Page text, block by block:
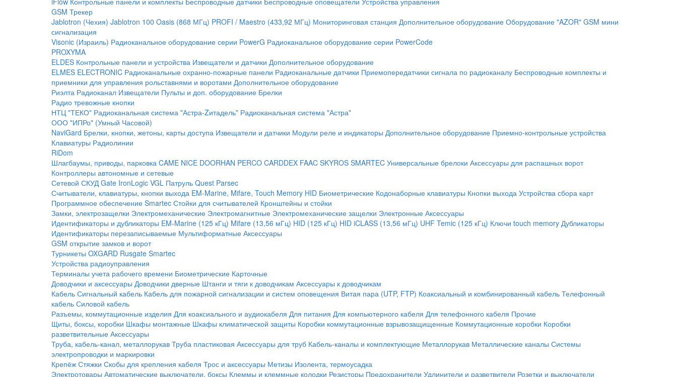
GSM Трекер
Jablotron (Чехия) Jablotron 100 Oasis (868 МГц) PROFI / Maestro (433,92 МГц) Мониторинговая станция Дополнительное оборудование Оборудование "AZOR" GSM мини
сигнализация
Visonic (Израиль) Радиоканальное оборудование серии PowerG Радиоканальное оборудование серии PowerCode
PROXYMA
ELDES Контрольные панели и устройства Извещатели и датчики Дополнительное оборудование
ELMES ELECTRONIC Радиоканальные охранно-пожарные панели Радиоканальные датчики Приемопередатчики сигнала по радиоканалу Беспроводные комплекты и
приемники для управления рольставнями и воротами Дополнительное оборудование
Риэлта Радиоканал Извещатели Пульты и доп. оборудование Брелки
Радио тревожные кнопки
НТЦ "ТЕКО" Радиоканальная система "Астра-Zитадель" Радиоканальная система "Астра"
ООО "ИПРо" (Умный Часовой)
NaviGard Брелки, кнопки, жетоны, карты доступа Извещатели и датчики Модули реле и индикаторы Дополнительное оборудование Приемно-контрольные устройства
Клавиатуры Радиолинии
RiDom
Шлагбаумы, приводы, парковка CAME NICE DOORHAN PERCO CARDDEX FAAC SKYROS SMARTEC Универсальные брелоки Аксессуары для распашных ворот
Контроллеры автономные и сетевые
Сетевой СКУД Gate IronLogic VGL Патруль Quest Parsec
Считыватели, клавиатуры, кнопки выхода EM-Marine, Mifare, Touch Memory HID Биометрические Кодонаборные клавиатуры Кнопки выхода Устройства сбора карт
Программное обеспечение Smartec Стойки для считывателей Кронштейны и стойки
Замки, электрозащелки Электромеханические Электромагнитные Электромеханические защелки Электронные Аксессуары
Идентификаторы и дубликаторы EM-Marine (125 кГц) Mifare (13,56 мГц) HID (125 кГц) HID iCLASS (13,56 мГц) UHF Temic (125 кГц) Ключи touch memory Дубликаторы
Идентификаторы перезаписываемые Мультиформатные Аксессуары
GSM открытие замков и ворот
Турникеты OXGARD Rusgate Smartec
Устройства радиоуправления
Терминалы учета рабочего времени Биометрические Карточные
Доводчики и аксессуары Доводчики дверные Штанги и тяги к доводчикам Аксессуары к доводчикам
Кабель Сигнальный кабель Кабель для пожарной сигнализации и систем оповещения Витая пара (UTP, FTP) Коаксиальный и комбинированный кабель Телефонный
кабель Силовой кабель
Разъемы, коммутационные изделия Для коаксиального и аудиокабеля Для питания Для компьютерного кабеля Для телефонного кабеля Прочие
Щиты, боксы, коробки Шкафы монтажные Шкафы климатической защиты Коробки коммутационные взрывозащищенные Коммутационные коробки Коробки
разветвительные Аксессуары
Труба, кабель-канал, металлорукав Труба пластиковая Аксессуары для труб Кабель-каналы и комплектующие Металлорукав Металлические каналы Системы
электропроводки и маркировки
Крепёж Стяжки Скобы для крепления кабеля Трос и аксессуары Метизы Изолента, термоусадка
Электротовары Автоматические выключатели, боксы Клеммы и клеммные колодки Резисторы Предохранители Удлинители и разветвители Розетки и выключатели